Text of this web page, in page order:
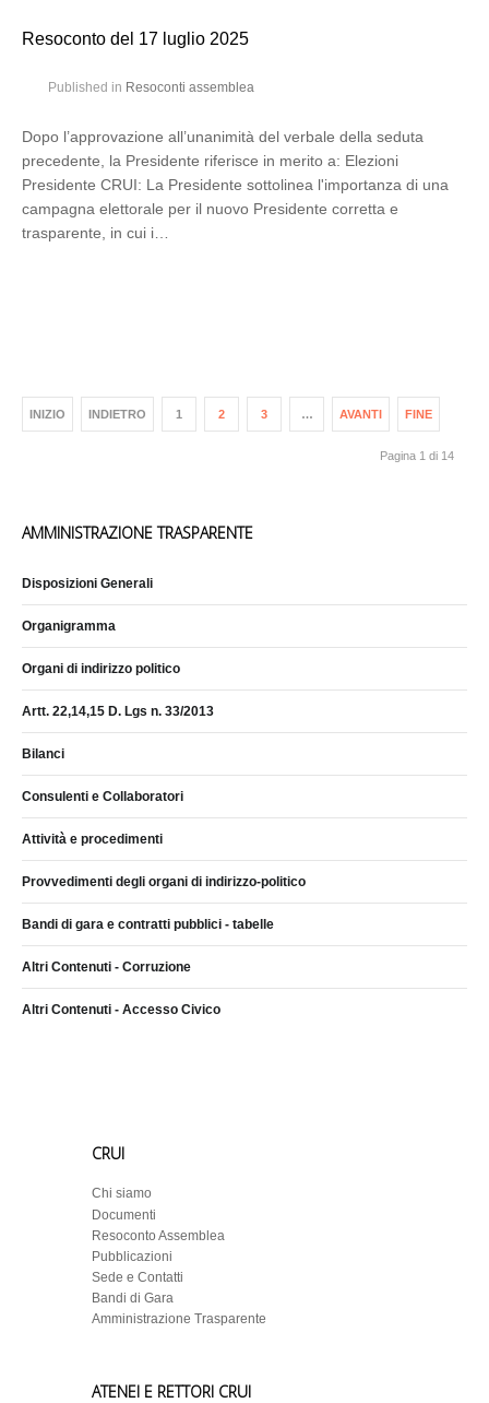
Resoconto del 17 luglio 2025
Published in Resoconti assemblea
Dopo l’approvazione all’unanimità del verbale della seduta
precedente, la Presidente riferisce in merito a: Elezioni
Presidente CRUI: La Presidente sottolinea l'importanza di una
campagna elettorale per il nuovo Presidente corretta e
trasparente, in cui i…
INIZIO INDIETRO 1 2 3 … AVANTI FINE
Pagina 1 di 14
AMMINISTRAZIONE TRASPARENTE
Disposizioni Generali
Organigramma
Organi di indirizzo politico
Artt. 22,14,15 D. Lgs n. 33/2013
Bilanci
Consulenti e Collaboratori
Attività e procedimenti
Provvedimenti degli organi di indirizzo-politico
Bandi di gara e contratti pubblici - tabelle
Altri Contenuti - Corruzione
Altri Contenuti - Accesso Civico
CRUI
Chi siamo
Documenti
Resoconto Assemblea
Pubblicazioni
Sede e Contatti
Bandi di Gara
Amministrazione Trasparente
ATENEI E RETTORI CRUI